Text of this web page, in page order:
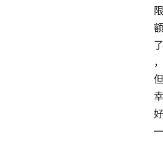
限
额
了
，
但
幸
好
—